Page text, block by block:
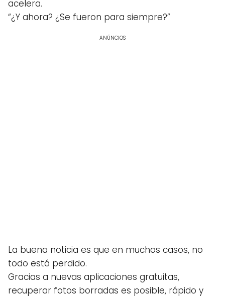
acelera.
“¿Y ahora? ¿Se fueron para siempre?”
ANÚNCIOS
La buena noticia es que en muchos casos, no
todo está perdido.
Gracias a nuevas aplicaciones gratuitas,
recuperar fotos borradas es posible, rápido y